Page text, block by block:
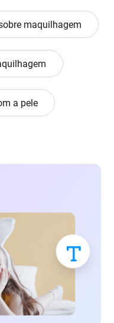
maquilhagem
a pele